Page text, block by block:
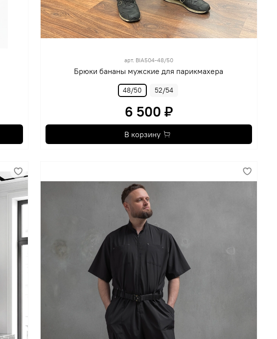
арт. BIA504-48/50
Брюки бананы мужские для парикмахера
48/50 52/54
6 500 ₽
В корзину